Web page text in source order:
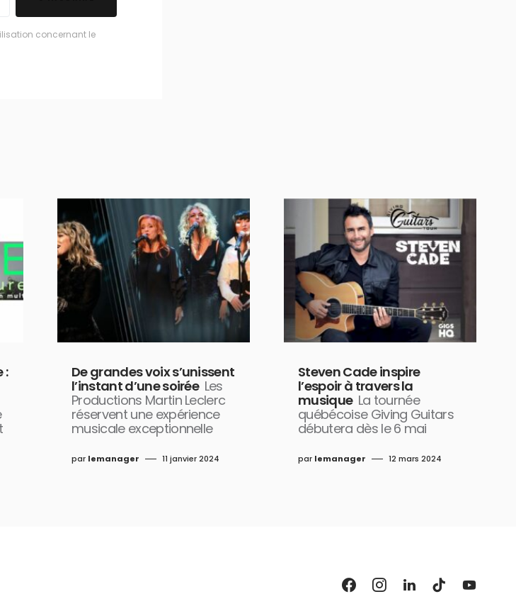
concernant le
:
De grandes voix s’unissent
l’instant d’une soirée Les
Productions Martin Leclerc
réservent une expérience
musicale exceptionnelle
par lemanager 11 janvier 2024
Steven Cade inspire
l’espoir à travers la
musique La tournée
québécoise Giving Guitars
débutera dès le 6 mai
par lemanager 12 mars 2024